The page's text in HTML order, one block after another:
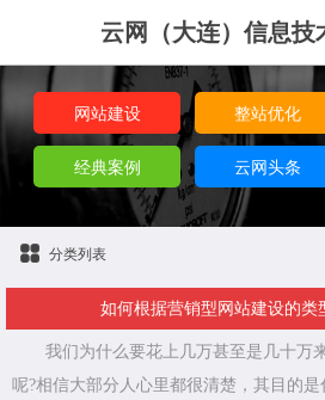
云网（大连）信息技
网站建设 整站优化
经典案例 云网头条
分类列表
如何根据营销型网站建设的类
我们为什么要花上几万甚至是几十万
呢?相信大部分人心里都很清楚，其目的